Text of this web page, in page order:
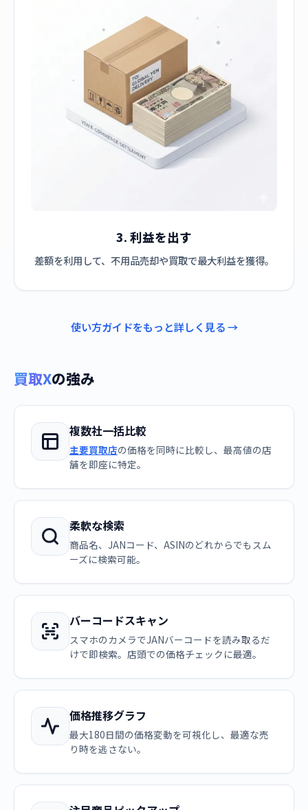
3. 利益を出す
差額を利用して、不用品売却や買取で最大利益を獲得。
使い方ガイドをもっと詳しく見る →
買取Xの強み
複数社一括比較
主要買取店の価格を同時に比較し、最高値の店
舗を即座に特定。
柔軟な検索
商品名、JANコード、ASINのどれからでもスム
ーズに検索可能。
バーコードスキャン
スマホのカメラでJANバーコードを読み取るだ
けで即検索。店頭での価格チェックに最適。
価格推移グラフ
最大180日間の価格変動を可視化し、最適な売
り時を逃さない。